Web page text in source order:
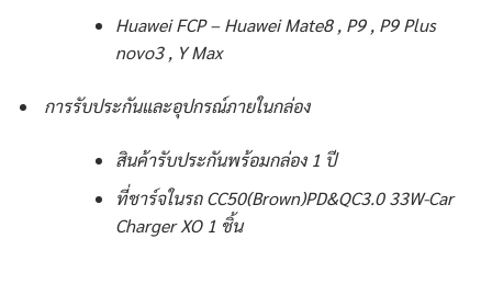
Huawei FCP – Huawei Mate8 , P9 , P9 Plus
novo3 , Y Max
การรับประกันและอุปกรณ์ภายในกล่อง
สินค้ารับประกันพร้อมกล่อง 1 ปี
ที่ชาร์จในรถ CC50(Brown)PD&QC3.0 33W-Car
Charger XO 1 ชิ้น